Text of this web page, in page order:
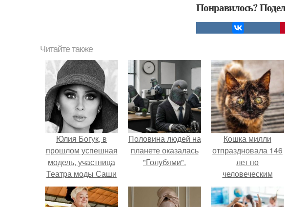
Понравилось?
Читайте также
Юлия Богук, в
прошлом успешная
модель, участница
Театра моды Саши
Варламова, а
сейчас - директор
Половина людей на
планете оказалась
"Голубями".
Кошка милли
отпраздновала 146
лет по
человеческим
Меркам и
претендует на